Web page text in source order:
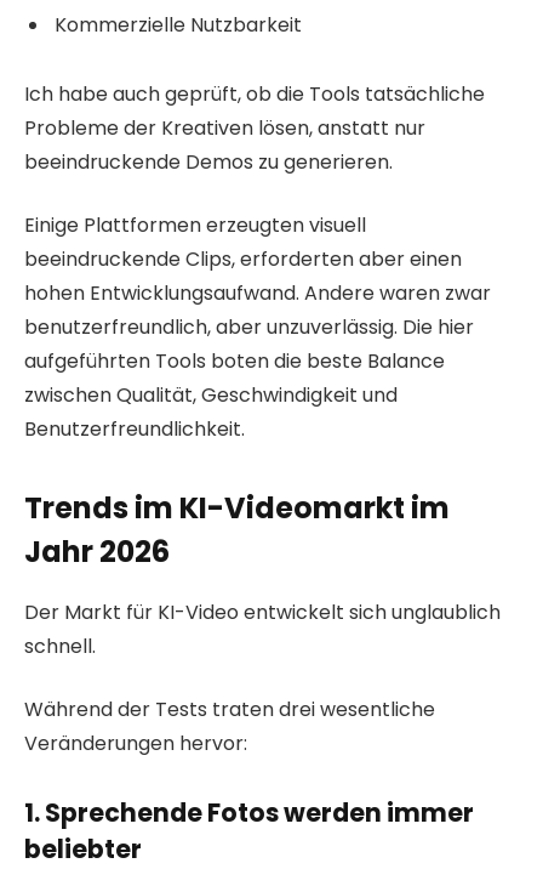
Kommerzielle Nutzbarkeit
Ich habe auch geprüft, ob die Tools tatsächliche
Probleme der Kreativen lösen, anstatt nur
beeindruckende Demos zu generieren.
Einige Plattformen erzeugten visuell
beeindruckende Clips, erforderten aber einen
hohen Entwicklungsaufwand. Andere waren zwar
benutzerfreundlich, aber unzuverlässig. Die hier
aufgeführten Tools boten die beste Balance
zwischen Qualität, Geschwindigkeit und
Benutzerfreundlichkeit.
Trends im KI-Videomarkt im
Jahr 2026
Der Markt für KI-Video entwickelt sich unglaublich
schnell.
Während der Tests traten drei wesentliche
Veränderungen hervor:
1. Sprechende Fotos werden immer
beliebter